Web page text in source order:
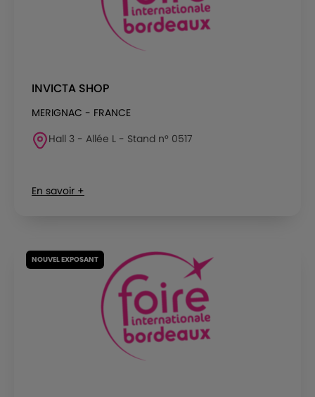
INVICTA SHOP
MERIGNAC - FRANCE
Hall 3 - Allée L - Stand n° 0517
En savoir +
NOUVEL EXPOSANT